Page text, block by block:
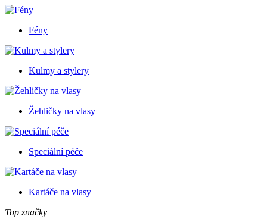
Fény
Kulmy a stylery
Žehličky na vlasy
Speciální péče
Kartáče na vlasy
Top značky